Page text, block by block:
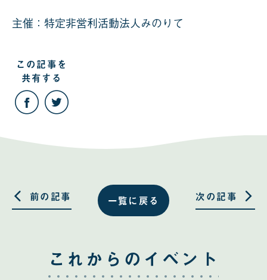
主催：特定非営利活動法人みのりて
この記事を
共有する
こ
の
記
Facebook
る
Twitter
る 一覧に戻る
前の記事 次の記事
これからのイベント